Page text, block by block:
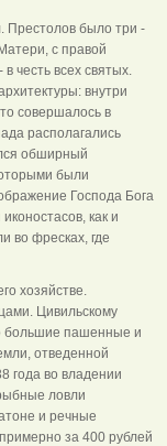
Престолов было три -
с правой
честь всех святых.
внутри
совершалось в
располагались
обширный
были
Господа Бога
как и
во фресках, где
хозяйстве.
Цивильскому
большие пашенные и
отведенной
года во владении
ловли
и речные
за 400 рублей